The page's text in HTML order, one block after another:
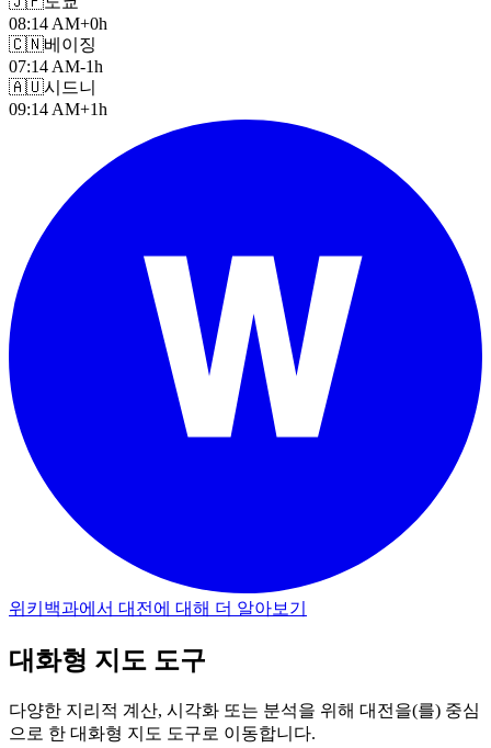
08:14 AM+0h
🇨🇳베이징
07:14 AM-1h
🇦🇺시드니
09:14 AM+1h
위키백과에서 대전에 대해 더 알아보기
대화형 지도 도구
다양한 지리적 계산, 시각화 또는 분석을 위해 대전을(를) 중심
으로 한 대화형 지도 도구로 이동합니다.